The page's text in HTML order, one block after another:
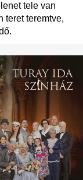
tele van
teret teremtve,